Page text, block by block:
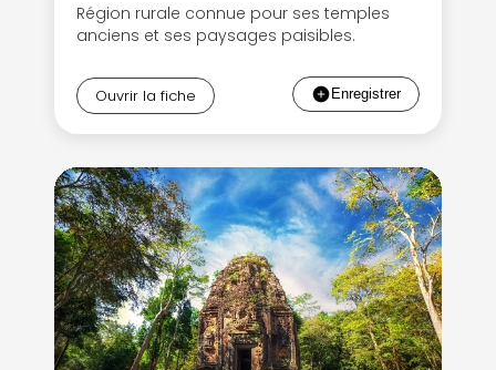
Région rurale connue pour ses temples
anciens et ses paysages paisibles.
Ouvrir la fiche